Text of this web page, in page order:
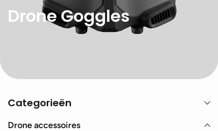
Drone Goggles
Categorieën
Drone accessoires